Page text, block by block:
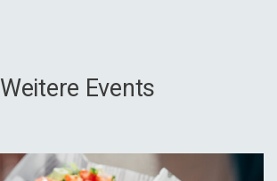
Weitere Events